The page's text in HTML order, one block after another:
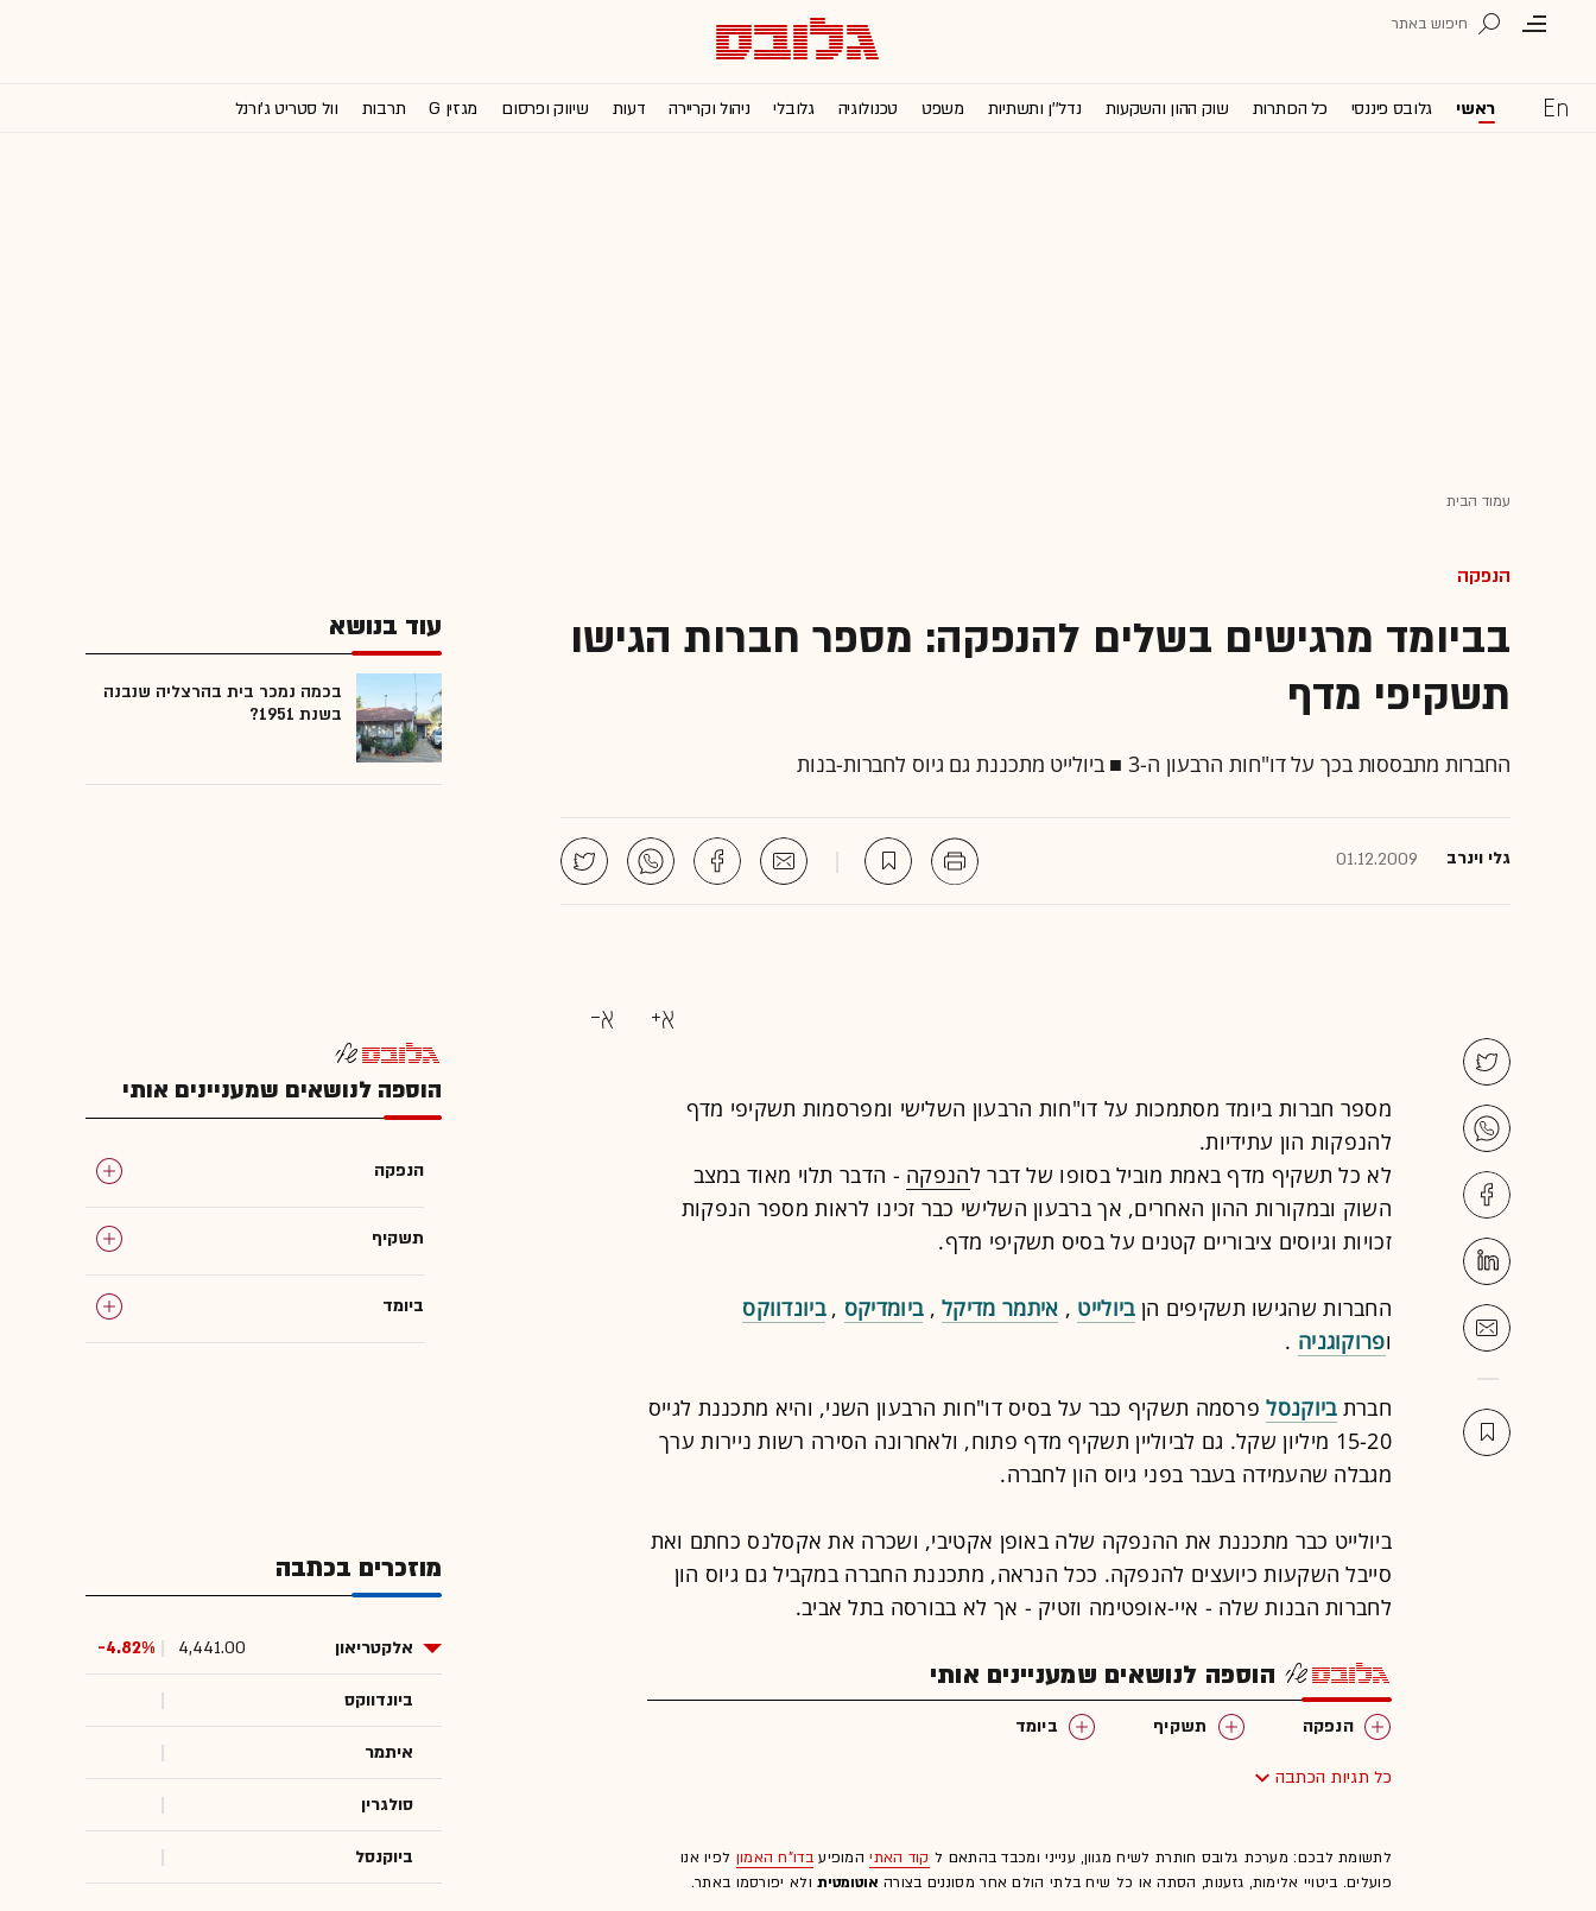
ראשי גלובס פיננסי כל הכותרות שוק ההון והשקעות נדל''ן ותשתיות משפט טכנולוגיה גלובלי ניהול וקריירה דעות שיווק ופרסום מגזין G תרבות וול סטריט ג'ורנל
עמוד הבית
הנפקה
בביומד מרגישים בשלים להנפקה: מספר חברות הגישו
תשקיפי מדף
החברות מתבססות בכך על דו"חות הרבעון ה-3 ■ ביולייט מתכננת גם גיוס לחברות-בנות
גלי וינרב 01.12.2009
מספר חברות ביומדמסתמכות על דו"חות הרבעון השלישי ומפרסמות תשקיפי מדף
להנפקות הון עתידיות.
לא כל תשקיף מדף באמת מוביל בסופו של דבר להנפקה - הדבר תלוי מאוד במצב
השוק ובמקורות ההון האחרים, אך ברבעון השלישי כבר זכינו לראות מספר הנפקות
זכויות וגיוסים ציבוריים קטנים על בסיס תשקיפי מדף.
החברות שהגישו תשקיפים הןביולייט , איתמר מדיקל ,ביומדיקס ,ביונדווקס
ופרוקוגניה .
חברתביוקנסל פרסמה תשקיף כבר על בסיס דו"חות הרבעון השני, והיא מתכננת לגייס
15-20 מיליון שקל. גם לביוליין תשקיף מדף פתוח, ולאחרונה הסירה רשות ניירות ערך
מגבלה שהעמידה בעבר בפני גיוס הון לחברה.
ביולייט כבר מתכננת את ההנפקה שלה באופן אקטיבי, ושכרה את אקסלנס כחתם ואת
סייבל השקעות כיועצים להנפקה. ככל הנראה, מתכננת החברה במקביל גם גיוס הון
לחברות הבנות שלה - איי-אופטימה וזטיק - אך לא בבורסה בתל אביב.
הוספה לנושאים שמעניינים אותי
הנפקה תשקיף ביומד
כל תגיות הכתבה
לתשומת לבכם: מערכת גלובס חותרת לשיח מגוון, ענייני ומכבד בהתאם ל קוד האתיהמופיעבדו"ח האמון לפיו אנו
פועלים. ביטויי אלימות, גזענות, הסתה או כל שיח בלתי הולם אחר מסוננים בצורה אוטומטיתולא יפורסמו באתר.
עוד בנושא
בכמה נמכר בית בהרצליה שנבנה
בשנת 1951?
הוספה לנושאים שמעניינים אותי
הנפקה
תשקיף
ביומד
מוזכרים בכתבה
אלקטריאון 4,441.00
-4.82%
ביונדווקס
איתמר
סולגרין
ביוקנסל